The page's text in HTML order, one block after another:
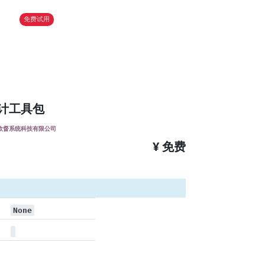
免费试用
工具包
督系统科技有限公司
¥ 免费
None